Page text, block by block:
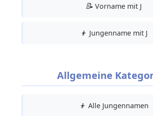
📝 Vorname mit J
👦 Jungenname mit J
Allgemeine
👦 Alle Jungennamen